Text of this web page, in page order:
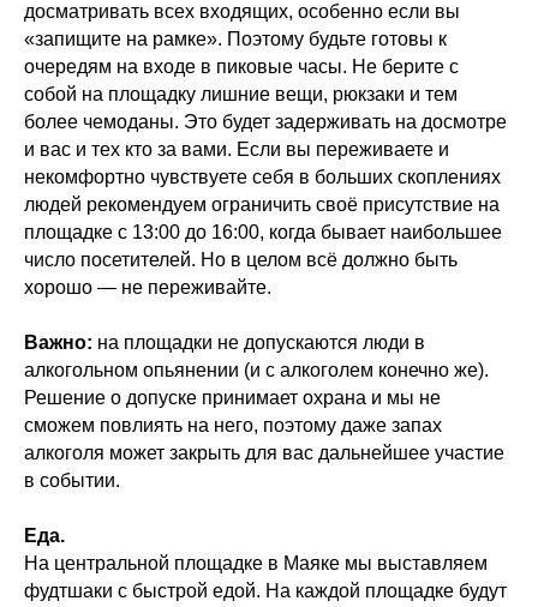
досматривать всех входящих, особенно если вы
«запищите на рамке». Поэтому будьте готовы к
очередям на входе в пиковые часы. Не берите с
собой на площадку лишние вещи, рюкзаки и тем
более чемоданы. Это будет задерживать на досмотре
и вас и тех кто за вами. Если вы переживаете и
некомфортно чувствуете себя в больших скоплениях
людей рекомендуем ограничить своё присутствие на
площадке с 13:00 до 16:00, когда бывает наибольшее
число посетителей. Но в целом всё должно быть
хорошо — не переживайте.
Важно: на площадки не допускаются люди в
алкогольном опьянении (и с алкоголем конечно же).
Решение о допуске принимает охрана и мы не
сможем повлиять на него, поэтому даже запах
алкоголя может закрыть для вас дальнейшее участие
в событии.
Еда.
На центральной площадке в Маяке мы выставляем
фудтшаки с быстрой едой. На каждой площадке будут